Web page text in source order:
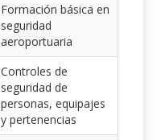
Formación básica en
seguridad
aeroportuaria
Controles de
seguridad de
personas, equipajes
y pertenencias